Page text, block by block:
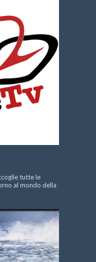
tutte le
al mondo della